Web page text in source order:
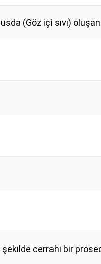
(Göz içi sıvı)
cerrahi bir